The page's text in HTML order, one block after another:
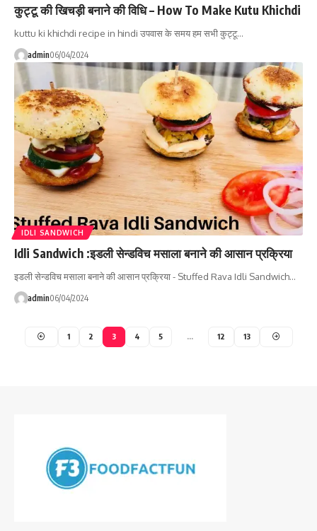
कुट्टू की खिचड़ी बनाने की विधि – How To Make Kutu Khichdi
kuttu ki khichdi recipe in hindi उपवास के समय हम सभी कुट्टू…
admin06/04/2024
IDLI SANDWICH
Idli Sandwich :इडली सेन्डविच मसाला बनाने की आसान प्रक्रिया
इडली सेन्डविच मसाला बनाने की आसान प्रक्रिया - Stuffed Rava Idli Sandwich…
admin06/04/2024
1 2 3 4 5 … 12 13